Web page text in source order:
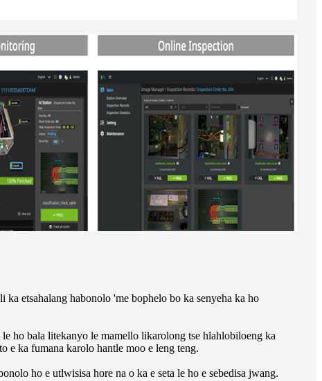
etsahalang habonolo 'me bophelo bo ka senyeha ka ho
ho bala litekanyo le mamello likarolong tse hlahlobiloeng ka
e ka fumana karolo hantle moo e leng teng.
ho e utlwisisa hore na o ka e seta le ho e sebedisa jwang.